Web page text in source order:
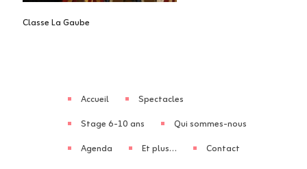
Classe La Gaube
Accueil
Spectacles
Stage 6-10 ans
Qui sommes-nous
Agenda
Et plus… Contact